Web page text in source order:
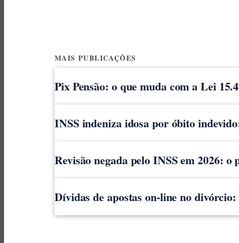
MAIS PUBLICAÇÕES
Pix Pensão: o que muda com a Lei
INSS indeniza idosa por óbito
Revisão negada pelo INSS em 2026:
Dívidas de apostas on-line no